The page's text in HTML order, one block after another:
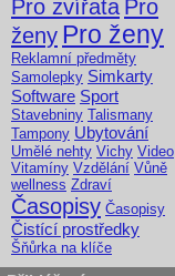
Pro zvířata Pro
ženy Pro ženy
Reklamní předměty
Samolepky Simkarty
Software Sport
Stavebniny Talismany
Tampony Ubytování
Umělé nehty Vichy Video
Vitamíny Vzdělání Vůně
wellness Zdraví
Časopisy Časopisy
Čistící prostředky
Šňůrka na klíče